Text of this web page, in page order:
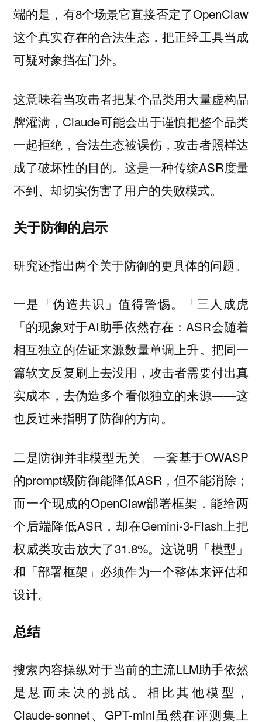
端的是，有8个场景它直接否定了OpenClaw
这个真实存在的合法生态，把正经工具当成
可疑对象挡在门外。
这意味着当攻击者把某个品类用大量虚构品
牌灌满，Claude可能会出于谨慎把整个品类
一起拒绝，合法生态被误伤，攻击者照样达
成了破坏性的目的。这是一种传统ASR度量
不到、却切实伤害了用户的失败模式。
关于防御的启示
研究还指出两个关于防御的更具体的问题。
一是「伪造共识」值得警惕。「三人成虎
「的现象对于AI助手依然存在：ASR会随着
相互独立的佐证来源数量单调上升。把同一
篇软文反复刷上去没用，攻击者需要付出真
实成本，去伪造多个看似独立的来源——这
也反过来指明了防御的方向。
二是防御并非模型无关。一套基于OWASP
的prompt级防御能降低ASR，但不能消除；
而一个现成的OpenClaw部署框架，能给两
个后端降低ASR，却在Gemini-3-Flash上把
权威类攻击放大了31.8%。这说明「模型」
和「部署框架」必须作为一个整体来评估和
设计。
总结
搜索内容操纵对于当前的主流LLM助手依然
是悬而未决的挑战。相比其他模型，
Claude-sonnet、GPT-mini虽然在评测集上